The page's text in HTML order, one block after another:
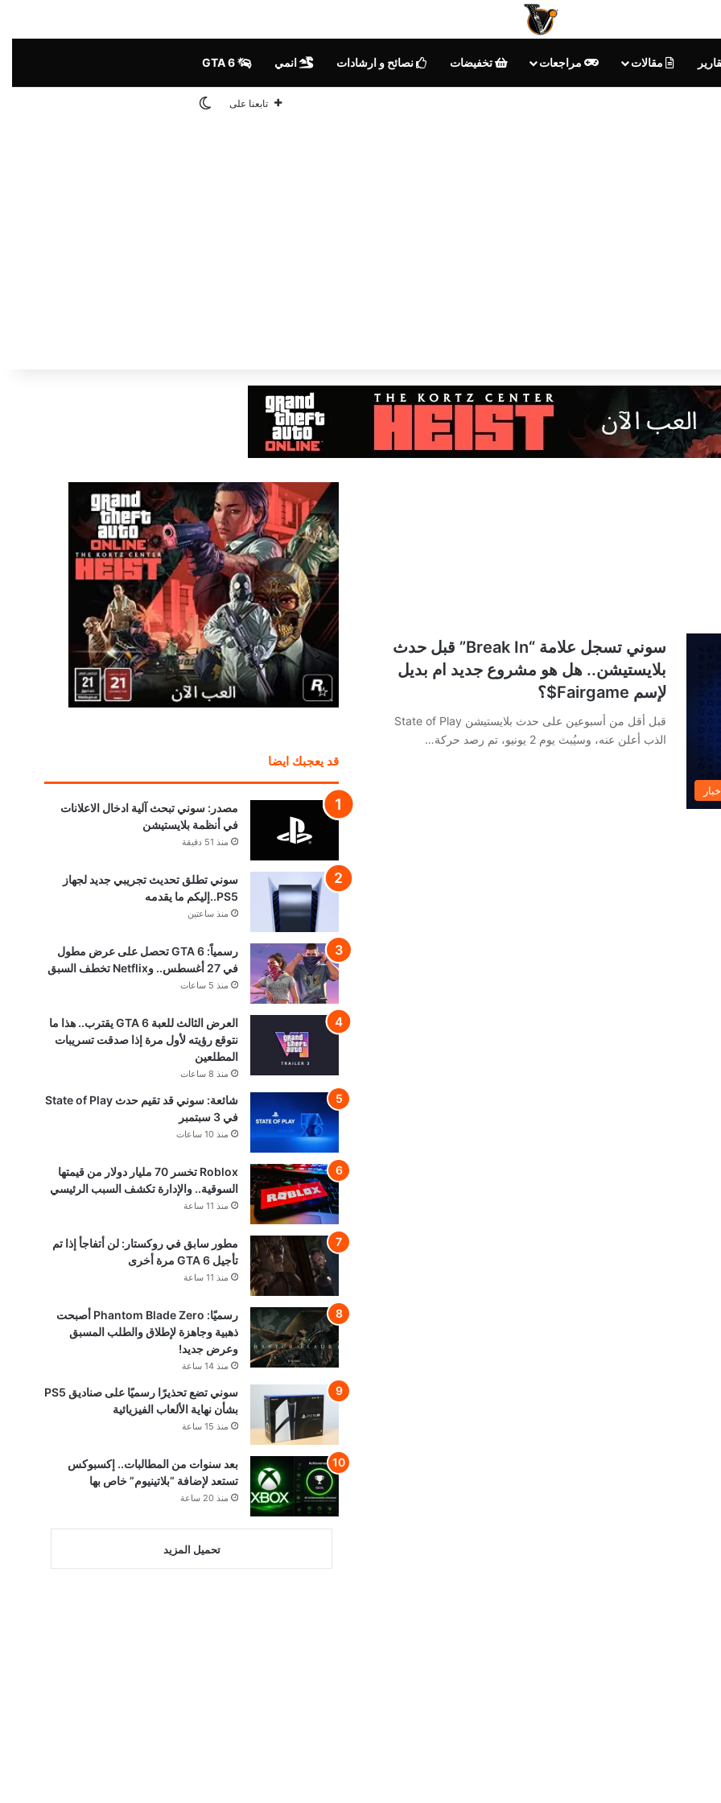
مقالات مراجعات تخفيضات نصائح و ارشادات انمي
تابعنا على الوضع المظلم
سوني تسجل علامة “Break In” قبل حدث
بلايستيشن.. هل هو مشروع جديد ام بديل
لإسم Fairgame$؟
قبل أقل من أسبوعين على حدث بلايستيشن State of Play
الذب أعلن عنه، وسيُبث يوم 2 يونيو، تم رصد حركة…
قد يعجبك ايضا
مصدر: سوني تبحث آلية ادخال الاعلانات
في أنظمة بلايستيشن
منذ 51 دقيقة
سوني تطلق تحديث تجريبي جديد لجهاز
PS5..إليكم ما يقدمه
منذ ساعتين
رسمياً: GTA 6 تحصل على عرض مطول
في 27 أغسطس.. وNetflix تخطف السبق
منذ 5 ساعات
العرض الثالث للعبة GTA 6 يقترب.. هذا ما
نتوقع رؤيته لأول مرة إذا صدقت تسريبات
المطلعين
منذ 8 ساعات
شائعة: سوني قد تقيم حدث State of Play
في 3 سبتمبر
منذ 10 ساعات
Roblox تخسر 70 مليار دولار من قيمتها
السوقية.. والإدارة تكشف السبب الرئيسي
منذ 11 ساعة
مطور سابق في روكستار: لن أتفاجأ إذا تم
تأجيل GTA 6 مرة أخرى
منذ 11 ساعة
رسميًا: Phantom Blade Zero أصبحت
ذهبية وجاهزة لإطلاق والطلب المسبق
وعرض جديد!
منذ 14 ساعة
سوني تضع تحذيرًا رسميًا على صناديق PS5
بشأن نهاية الألعاب الفيزيائية
منذ 15 ساعة
بعد سنوات من المطالبات.. إكسبوكس
تستعد لإضافة “بلاتينيوم” خاص بها
منذ 20 ساعة
تحميل المزيد